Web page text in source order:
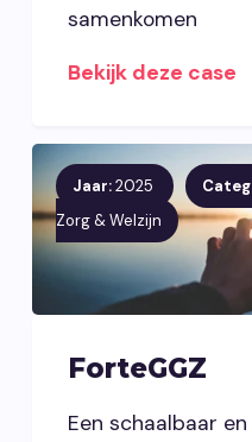
samenkomen
Bekijk deze case
Jaar:2025
Zorg & Welzijn
ForteGGZ
Een schaalbaar